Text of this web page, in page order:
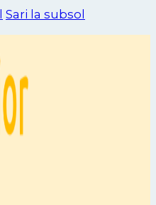
Sari la subsol